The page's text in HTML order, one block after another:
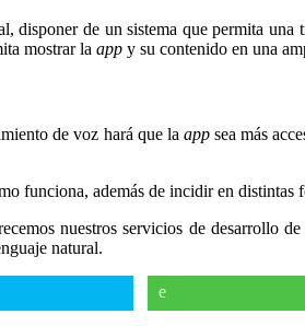
disponer de un sistema que permita una
mostrar la app y su contenido en una
de voz hará que la appsea más
funciona, además de incidir en distintas
nuestros servicios de desarrollo de
natural.